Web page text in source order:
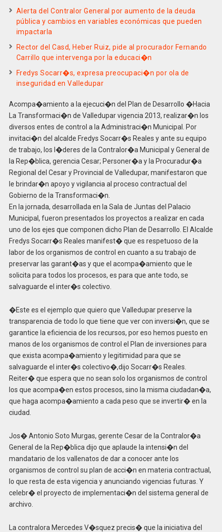
Alerta del Contralor General por aumento de la deuda
pública y cambios en variables económicas que pueden
impactarla
Rector del Casd, Heber Ruiz, pide al procurador Fernando
Carrillo que intervenga por la educaci�n
Fredys Socarr�s, expresa preocupaci�n por ola de
inseguridad en Valledupar
Acompa�amiento a la ejecuci�n del Plan de Desarrollo �Hacia
La Transformaci�n de Valledupar vigencia 2013, realizar�n los
diversos entes de control a la Administraci�n Municipal. Por
invitaci�n del alcalde Fredys Socarr�s Reales y ante su equipo
de trabajo, los l�deres de la Contralor�a Municipal y General de
la Rep�blica, gerencia Cesar; Personer�a y la Procuradur�a
Regional del Cesar y Provincial de Valledupar, manifestaron que
le brindar�n apoyo y vigilancia al proceso contractual del
Gobierno de la Transformaci�n.
En la jornada, desarrollada en la Sala de Juntas del Palacio
Municipal, fueron presentados los proyectos a realizar en cada
uno de los ejes que componen dicho Plan de Desarrollo. El Alcalde
Fredys Socarr�s Reales manifest� que es respetuoso de la
labor de los organismos de control en cuanto a su trabajo de
preservar las garant�as y que el acompa�amiento que le
solicita para todos los procesos, es para que ante todo, se
salvaguarde el inter�s colectivo.
�Este es el ejemplo que quiero que Valledupar preserve la
transparencia de todo lo que tiene que ver con inversi�n, que se
garantice la eficiencia de los recursos, por eso hemos puesto en
manos de los organismos de control el Plan de inversiones para
que exista acompa�amiento y legitimidad para que se
salvaguarde el inter�s colectivo�,dijo Socarr�s Reales.
Reiter� que espera que no sean solo los organismos de control
los que acompa�en estos procesos, sino la misma ciudadan�a,
que haga acompa�amiento a cada peso que se invertir� en la
ciudad.
Jos� Antonio Soto Murgas, gerente Cesar de la Contralor�a
General de la Rep�blica dijo que aplaude la intensi�n del
mandatario de los vallenatos de dar a conocer ante los
organismos de control su plan de acci�n en materia contractual,
lo que resta de esta vigencia y anunciando vigencias futuras. Y
celebr� el proyecto de implementaci�n del sistema general de
archivo.
La contralora Mercedes V�squez precis� que la iniciativa del